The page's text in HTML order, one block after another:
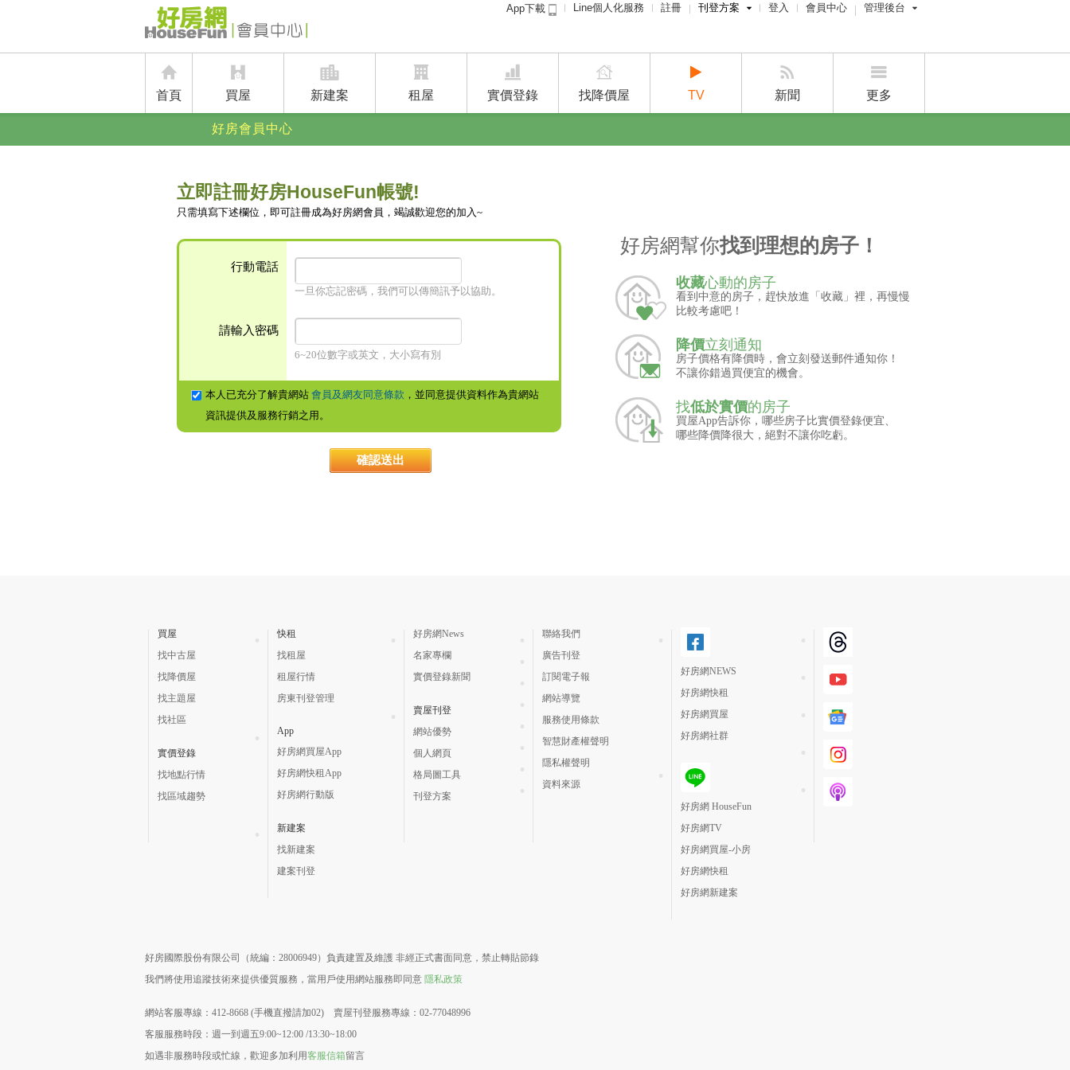
App下載 Line個人化服務 註冊 刊登方案
賣屋刊登
登入 會員中心 管理後台
經紀人員管理後台
首頁 買屋 新建案 租屋 實價登錄 找降價屋 TV 新聞 更多
好房會員中心
立即註冊好房HouseFun帳號!
只需填寫下述欄位，即可註冊成為好房網會員，竭誠歡迎您的加入~
行動電話
一旦你忘記密碼，我們可以傳簡訊予以協助。
請輸入密碼
6~20位數字或英文，大小寫有別
本人已充分了解貴網站 會員及網友同意條款 ，並同意提供資料作為貴網站
資訊提供及服務行銷之用。
好房網幫你找到理想的房子！
收藏心動的房子
看到中意的房子，趕快放進「收藏」裡，再慢慢
比較考慮吧！
降價立刻通知
房子價格有降價時，會立刻發送郵件通知你！
不讓你錯過買便宜的機會。
找低於實價的房子
買屋App告訴你，哪些房子比實價登錄便宜、
哪些降價降很大，絕對不讓你吃虧。
買屋
找中古屋
找降價屋
找主題屋
找社區
實價登錄
找地點行情
找區域趨勢
快租
找租屋
租屋行情
房東刊登管理
App
好房網買屋App
好房網快租App
好房網行動版
新建案
找新建案
建案刊登
好房網News
名家專欄
實價登錄新聞
賣屋刊登
網站優勢
個人網頁
格局圖工具
刊登方案
聯絡我們
廣告刊登
訂閱電子報
網站導覽
服務使用條款
智慧財產權聲明
隱私權聲明
資料來源
好房網NEWS
好房網快租
好房網買屋
好房網社群
好房網 HouseFun
好房網TV
好房網買屋-小房
好房網快租
好房網新建案
好房國際股份有限公司（統編：28006949）負責建置及維護 非經正式書面同意，禁止轉貼節錄
我們將使用追蹤技術來提供優質服務，當用戶使用網站服務即同意 隱私政策
網站客服專線：412-8668 (手機直撥請加02) 賣屋刊登服務專線：02-77048996
客服服務時段：週一到週五9:00~12:00 /13:30~18:00
如遇非服務時段或忙線，歡迎多加利用客服信箱留言